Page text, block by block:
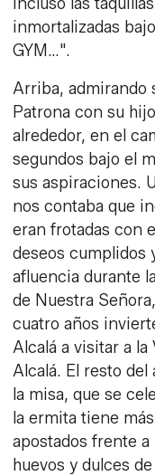
inmortalizadas
GYM…".
Arriba, admirando
Patrona con su
alrededor, en el
segundos bajo el
sus aspiraciones.
nos contaba que
eran frotadas con
deseos cumplidos
afluencia durante
de Nuestra
cuatro años
Alcalá a visitar a
Alcalá. El resto
la misa, que se
la ermita tiene
apostados frente
huevos y dulces